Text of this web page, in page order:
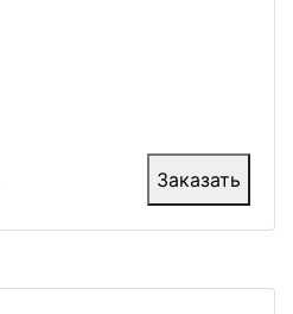
Заказать